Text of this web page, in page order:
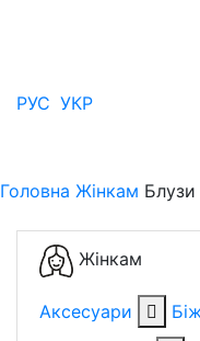
РУС УКР
Головна Жінкам Блузи
Жінкам
Аксесуари